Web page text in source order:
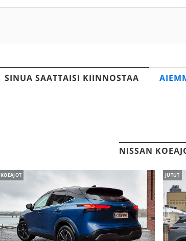
SINUA SAATTAISI KIINNOSTAA
NISSAN
KOEAJOT JUTUT